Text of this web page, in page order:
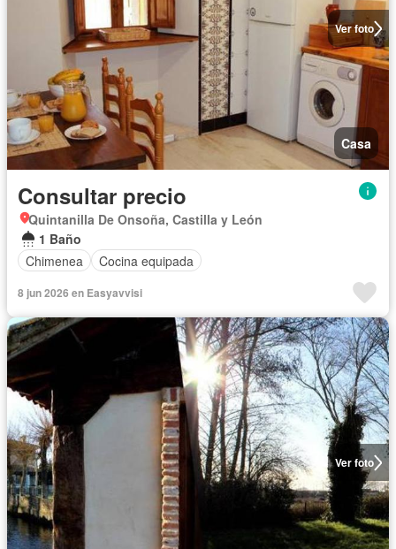
Ver foto
Casa
Consultar precio
Quintanilla De Onsoña, Castilla y León
1 Baño
Chimenea
Cocina equipada
8 jun 2026 en Easyavvisi
Ver foto